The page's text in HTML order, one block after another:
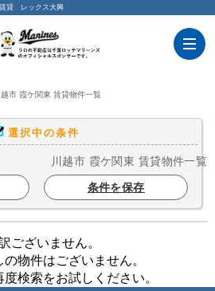
賃貸 レックス大興
越市 霞ケ関東 賃貸物件一覧
選択中の条件
川越市 霞ケ関東 賃貸物件一覧
条件を保存
ございません。
物件はございません。
検索をお試しください。